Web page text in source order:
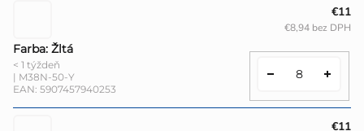
Farba: Žltá
< 1 týždeň
| M38N-50-Y
EAN: 5907457940253
€11
€8,94 bez DPH
€11